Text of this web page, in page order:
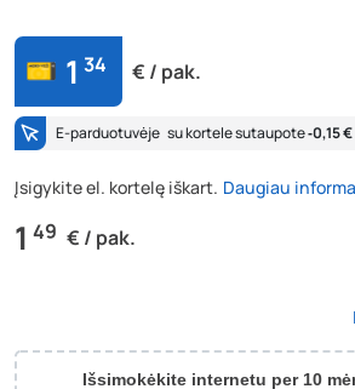
1 34 € / pak.
E-parduotuvėje su kortele sutaupote‐0,15 €
Įsigykite el. kortelę iškart. Daugiau
1 49 € / pak.
Išsimokėkite internetu per 10